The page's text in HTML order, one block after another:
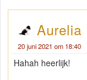
Aurelia
20 juni 2021 om 18:40
Hahah heerlijk!